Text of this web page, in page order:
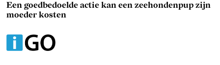
Een goedbedoelde actie kan een zeehondenpup zijn
moeder kosten